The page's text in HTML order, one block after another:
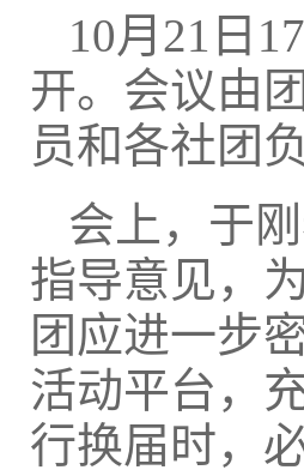
10月21日
开。会议由
员和各社团
会上，于
指导意见，
团应进一步
活动平台，
行换届时，